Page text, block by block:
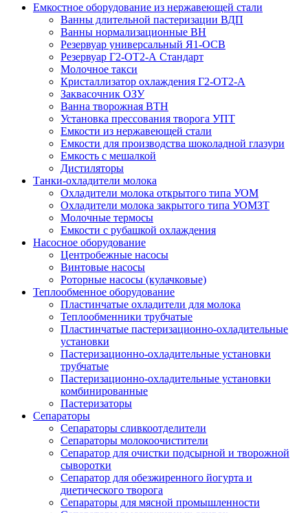
Емкостное оборудование из нержавеющей стали
Ванны длительной пастеризации ВДП
Ванны нормализационные ВН
Резервуар универсальный Я1-ОСВ
Резервуар Г2-ОТ2-А Стандарт
Молочное такси
Кристаллизатор охлаждения Г2-ОТ2-А
Заквасочник ОЗУ
Ванна творожная ВТН
Установка прессования творога УПТ
Емкости из нержавеющей стали
Емкости для производства шоколадной глазури
Емкость с мешалкой
Дистиляторы
Танки-охладители молока
Охладители молока открытого типа УОМ
Охладители молока закрытого типа УОМЗТ
Молочные термосы
Емкости с рубашкой охлаждения
Насосное оборудование
Центробежные насосы
Винтовые насосы
Роторные насосы (кулачковые)
Теплообменное оборудование
Пластинчатые охладители для молока
Теплообменники трубчатые
Пластинчатые пастеризационно-охладительные
установки
Пастеризационно-охладительные установки
трубчатые
Пастеризационно-охладительные установки
комбинированные
Пастеризаторы
Сепараторы
Сепараторы сливкоотделители
Сепараторы молокоочистители
Сепаратор для очистки подсырной и творожной
сыворотки
Сепаратор для обезжиренного йогурта и
диетического творога
Сепараторы для мясной промышленности